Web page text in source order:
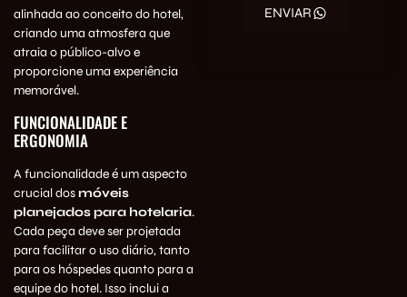
alinhada ao conceito do hotel,
criando uma atmosfera que
atraia o público-alvo e
proporcione uma experiência
memorável.
FUNCIONALIDADE E
ERGONOMIA
A funcionalidade é um aspecto
crucial dosmóveis
planejados para hotelaria.
Cada peça deve ser projetada
para facilitar o uso diário, tanto
para os hóspedes quanto para a
equipe do hotel. Isso inclui a
ENVIAR